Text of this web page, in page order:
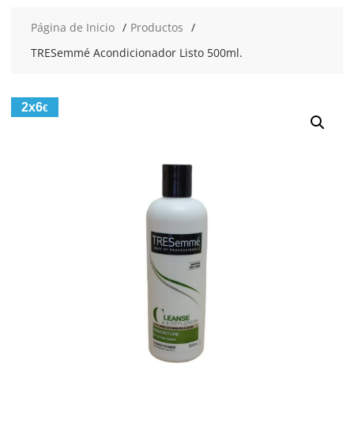
Página de Inicio
Productos
TRESemmé Acondicionador Listo 500ml.
2x6€